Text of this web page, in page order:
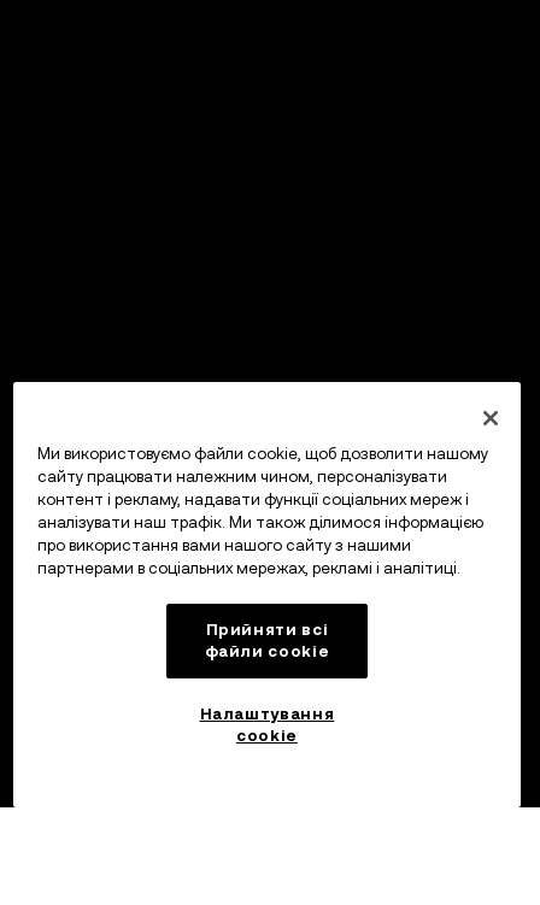
Ми використовуємо файли cookie, щоб дозволити нашому
сайту працювати належним чином, персоналізувати
контент і рекламу, надавати функції соціальних мереж і
аналізувати наш трафік. Ми також ділимося інформацією
про використання вами нашого сайту з нашими
партнерами в соціальних мережах, рекламі і аналітиці.
Прийняти всі
файли сookie
Налаштування
cookie